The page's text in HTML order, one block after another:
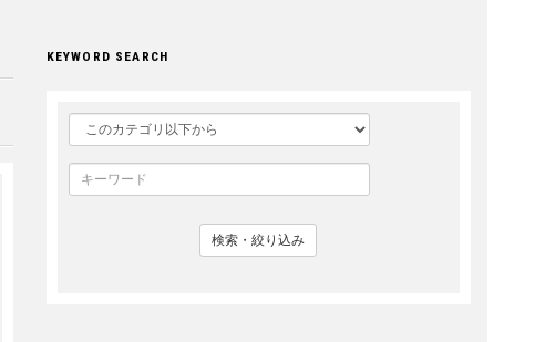
KEYWORD SEARCH
検索・絞り込み